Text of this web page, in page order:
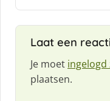
:
Laat een
Je moet ingelogd
plaatsen.